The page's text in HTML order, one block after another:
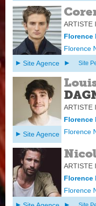
ARTISTE
Florence
Florence
Site Agence
Site
ARTISTE
Florence
Florence
Site Agence
ARTISTE
Florence
Florence